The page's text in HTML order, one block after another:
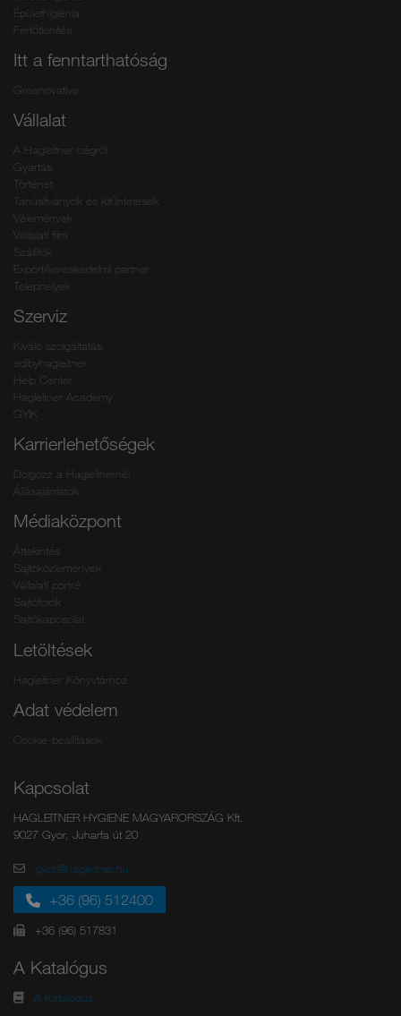
Épülethigiénia
Fertőtlenítés
Itt a fenntarthatóság
Greenovative
Vállalat
A Hagleitner cégről
Gyártás
Történet
Tanúsítványok és kitűntetések
Vélemények
Vállalati film
Szállítók
Export/kereskedelmi partner
Telephelyek
Szerviz
Kiváló szolgáltatás
edibyhagleitner
Help Center
Hagleitner Academy
GYIK
Karrierlehetőségek
Dolgozz a Hagleitnernél
Állásajánlatok
Médiaközpont
Áttekintés
Sajtóközlemények
Vállalati portré
Sajtófotók
Sajtókapcsolat
Letöltések
Hagleitner Könyvtárhoz
Adat védelem
Cookie-beállítások
Kapcsolat
HAGLEITNER HYGIENE MAGYARORSZÁG Kft.
9027 Gyor, Juharfa út 20
gyor@hagleitner.hu
+36 (96) 512400
+36 (96) 517831
A Katalógus
A Katalógus